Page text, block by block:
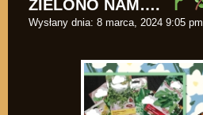
ZIELONO NAM….
Wysłany dnia: 8 marca, 2024 9:05 pm